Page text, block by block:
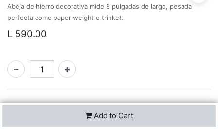
Abeja de hierro decorativa mide 8 pulgadas de largo, pesada
perfecta como paper weight o trinket.
L 590.00
Add to Cart